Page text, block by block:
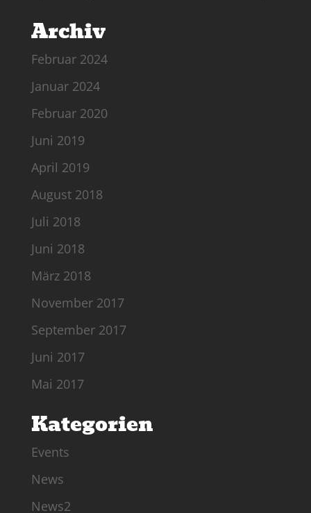
Archiv
Februar 2024
Januar 2024
Februar 2020
Juni 2019
April 2019
August 2018
Juli 2018
Juni 2018
März 2018
November 2017
September 2017
Juni 2017
Mai 2017
Kategorien
Events
News
News2